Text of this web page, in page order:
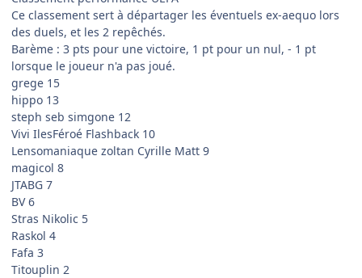
Ce classement sert à départager les éventuels ex-aequo lors
des duels, et les 2 repêchés.
Barème : 3 pts pour une victoire, 1 pt pour un nul, - 1 pt
lorsque le joueur n'a pas joué.
grege 15
hippo 13
steph seb simgone 12
Vivi IlesFéroé Flashback 10
Lensomaniaque zoltan Cyrille Matt 9
magicol 8
JTABG 7
BV 6
Stras Nikolic 5
Raskol 4
Fafa 3
Titouplin 2